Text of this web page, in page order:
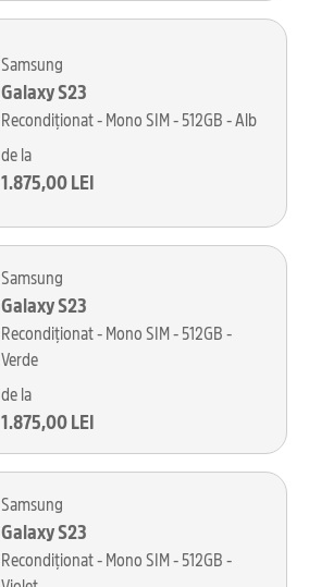
Samsung
Galaxy S23
Recondiționat - Mono SIM - 512GB - Alb
de la
1.875,00 LEI
Samsung
Galaxy S23
Recondiționat - Mono SIM - 512GB -
Verde
de la
1.875,00 LEI
Samsung
Galaxy S23
Recondiționat - Mono SIM - 512GB -